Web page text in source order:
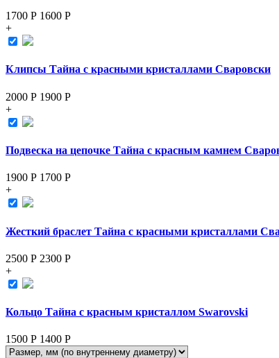
1700 Р 1600 Р
+
Клипсы Тайна с красными кристаллами Сваровски
2000 Р 1900 Р
+
Подвеска на цепочке Тайна с красным камнем
1900 Р 1700 Р
+
Жесткий браслет Тайна с красными кристаллами
2500 Р 2300 Р
+
Кольцо Тайна с красным кристаллом Swarovski
1500 Р 1400 Р